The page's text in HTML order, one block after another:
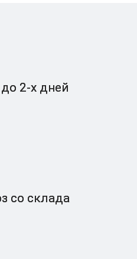
до 2-x дней
со склада